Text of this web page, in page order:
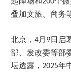
200
叠加文旅、商务
北京，4月 9日启
部、发改委等部
坛透露， 2025年